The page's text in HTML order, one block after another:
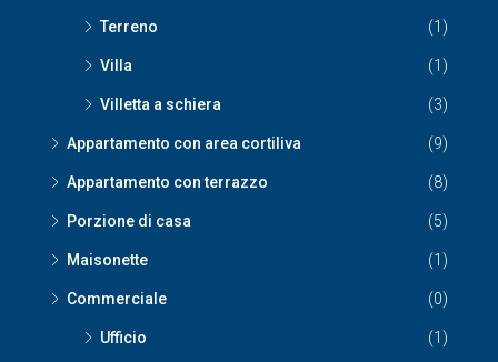
Terreno (1)
Villa (1)
Villetta a schiera (3)
Appartamento con area cortiliva (9)
Appartamento con terrazzo (8)
Porzione di casa (5)
Maisonette (1)
Commerciale (0)
Ufficio (1)